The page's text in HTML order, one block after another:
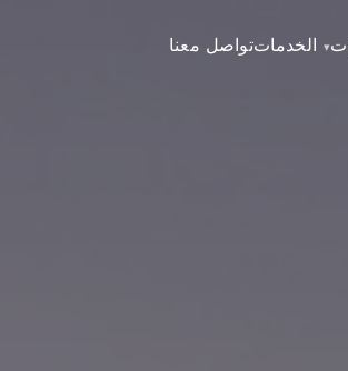
الخدماتتواصل معنا